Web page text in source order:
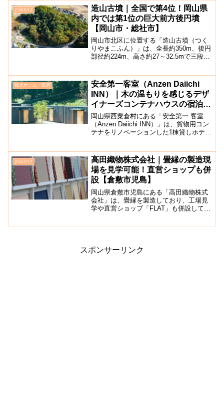
す。施設内には、観光交流推進機構の事
務所があり、町の観光パンフ...
お出かけ
造山古墳｜全国で第4位！岡山県
内では第1位の巨大前方後円墳
【岡山市・総社市】
岡山市北区に位置する「造山古墳（つく
りやまこふん）」は、全長約350m、後円
部径約224m、高さ約27～32.5mで三段築
第1位の規模を持ち、天皇とされないた
め、古墳内...
観光ホテル・民宿
安全第一客室（Anzen Daiichi
INN）｜木の温もりを感じるデザ
イナーズコンテナハウスの宿泊施
設【西粟倉村】
岡山県西粟倉村にある「安全第一 客室
（Anzen Daiichi INN）」は、貨物用コン
テナをリノベーションした1棟貸しホテル
取り組みを数多く行っている西粟倉村の
宿泊施...
お出かけ
高田織物株式会社｜畳縁の製造現
場を見学可能！直営ショップも併
設【倉敷市児島】
岡山県倉敷市児島にある「高田織物株式
会社」は、畳縁を製造しており、工場見
学や直営ショップ「FLAT」も併設してい
スポンサーリンク